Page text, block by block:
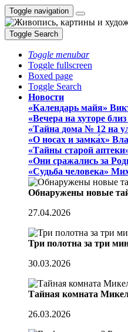
Toggle navigation
Toggle Search
Toggle menubar
Toggle fullscreen
Boxed page
Toggle Search
Новости
«Календарь майя»
«Вечера на хуторе
«Тайна дома № 12 на
«О носах и замка́х»
«Тайны старой
«Они сражались за
«Судьба человека»
Обнаружены новые
27.04.2026
Три полотна за три
30.03.2026
Тайная комната
26.03.2026